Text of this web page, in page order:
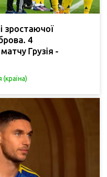
зростаючої
4
Грузія -
(країна)